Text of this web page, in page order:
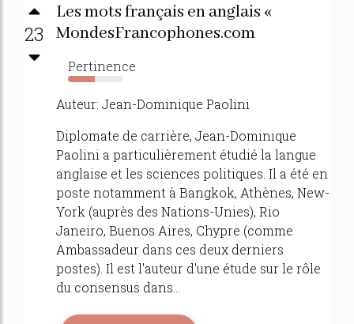
23
Les mots français en anglais «
MondesFrancophones.com
Pertinence
49%
Auteur: Jean-Dominique Paolini
Diplomate de carrière, Jean-Dominique
Paolini a particulièrement étudié la langue
anglaise et les sciences politiques. Il a été en
poste notamment à Bangkok, Athènes, New-
York (auprès des Nations-Unies), Rio
Janeiro, Buenos Aires, Chypre (comme
Ambassadeur dans ces deux derniers
postes). Il est l'auteur d'une étude sur le rôle
du consensus dans...